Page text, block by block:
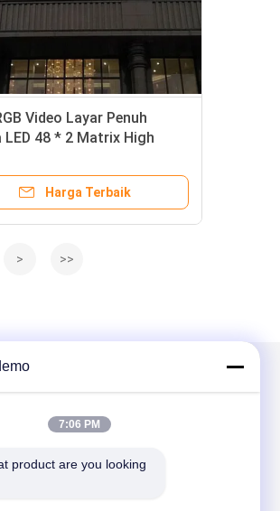
Video Layar Penuh
LED 48 * 2 Matrix High
Harga Terbaik
> >>
7:06 PM
product are you looking